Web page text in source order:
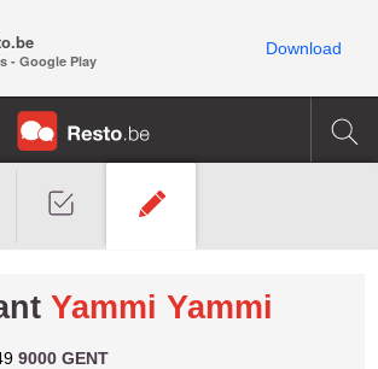
Yammi Yammi
9000 GENT
- Google Play
Download